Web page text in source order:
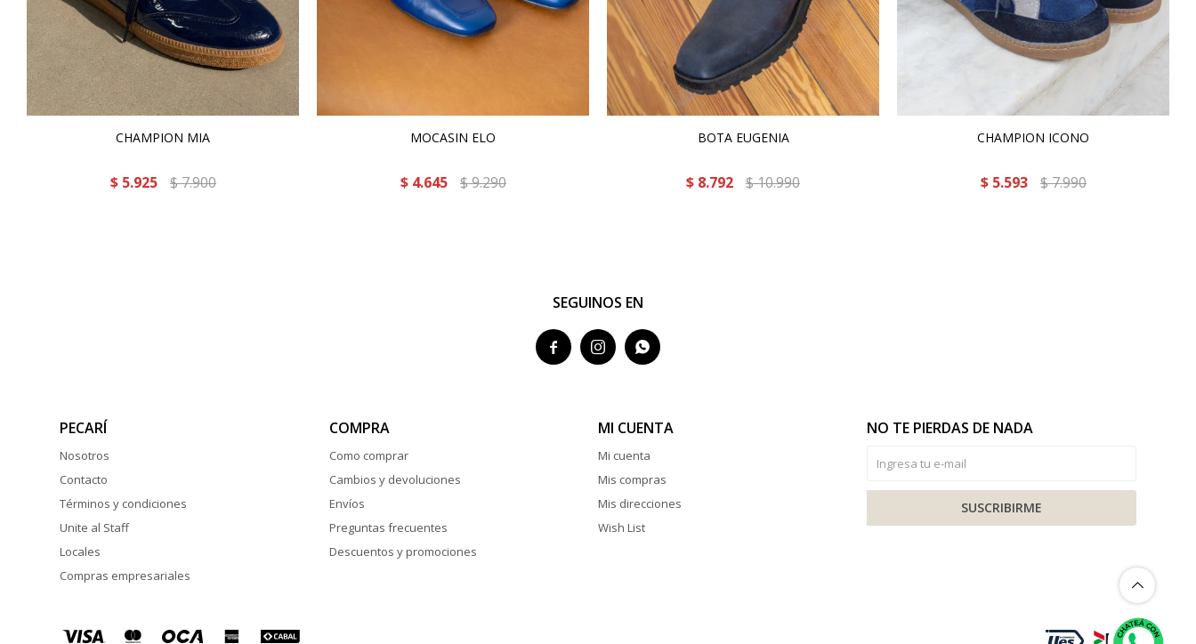
CHAMPION MIA
$ 5.925 $7.900
MOCASIN ELO
$ 4.645 $9.290
BOTA EUGENIA
$ 8.792 $10.990
CHAMPION ICONO
$ 5.593 $7.990
SEGUINOS EN
  
PECARÍ
Nosotros
Contacto
Términos y condiciones
Unite al Staff
Locales
Compras empresariales
COMPRA
Como comprar
Cambios y devoluciones
Envíos
Preguntas frecuentes
Descuentos y promociones
MI CUENTA
Mi cuenta
Mis compras
Mis direcciones
Wish List
NO TE PIERDAS DE NADA
SUSCRIBIRME